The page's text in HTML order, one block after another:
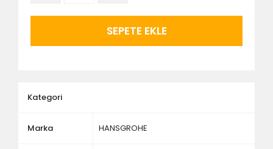
ölçü ve ebat kontrolü yaptırınız.
SEPETE EKLE
Kategori
Marka HANSGROHE